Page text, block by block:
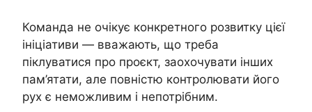
Команда не очікує конкретного розвитку цієї
ініціативи — вважають, що треба
піклуватися про проєкт, заохочувати інших
пам’ятати, але повністю контролювати його
рух є неможливим і непотрібним.